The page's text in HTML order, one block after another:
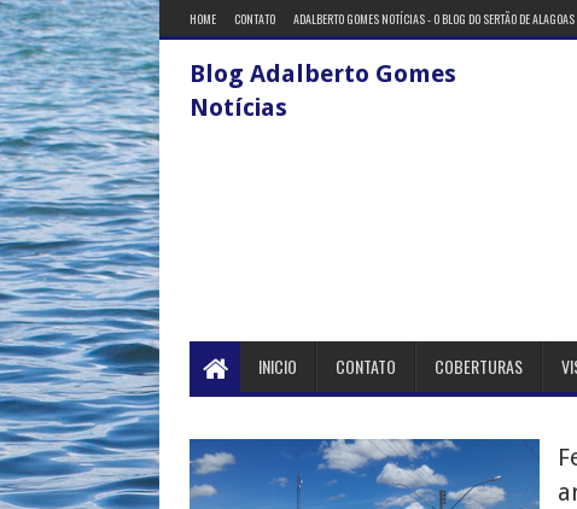
HOME CONTATO ADALBERTO GOMES NOTÍCIAS - O BLOG DO SERTÃO DE ALAGOAS
Blog Adalberto Gomes
Notícias
INICIO CONTATO COBERTURAS